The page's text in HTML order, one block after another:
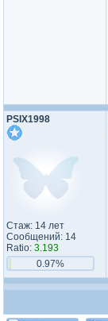
PSIX1998
Стаж: 14 лет
Сообщений: 14
Ratio: 3.193
0.97%